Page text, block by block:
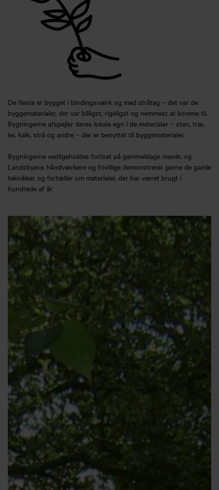
De fleste er bygget i bindingsværk og med stråtag – det var de
byggematerialer, der var billigst, rigeligst og nemmest at komme til.
Bygningerne afspejler deres lokale egn i de materialer – sten, træ,
ler, kalk, strå og andre – der er benyttet til byggematerialer.
Bygningerne vedligeholdes fortsat på gammeldags manér, og
Landsbyens håndværkere og frivillige demonstrerer gerne de gamle
teknikker og fortæller om materialer, der har været brugt i
hundrede af år.